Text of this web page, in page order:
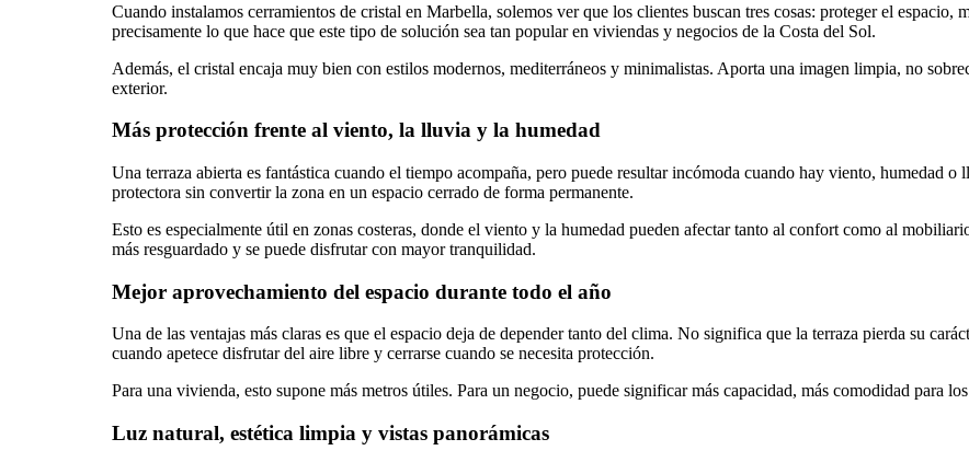
Cuando instalamos cerramientos de cristal en Marbella, solemos ver que los clientes buscan tres cosas: proteger el
precisamente lo que hace que este tipo de solución sea tan popular en viviendas y negocios de la Costa del Sol.
Además, el cristal encaja muy bien con estilos modernos, mediterráneos y minimalistas. Aporta una imagen limpia, no
exterior.
Más protección frente al viento, la lluvia y la humedad
Una terraza abierta es fantástica cuando el tiempo acompaña, pero puede resultar incómoda cuando hay viento, humedad
protectora sin convertir la zona en un espacio cerrado de forma permanente.
Esto es especialmente útil en zonas costeras, donde el viento y la humedad pueden afectar tanto al confort como al
más resguardado y se puede disfrutar con mayor tranquilidad.
Mejor aprovechamiento del espacio durante todo el año
Una de las ventajas más claras es que el espacio deja de depender tanto del clima. No significa que la terraza pierda su
cuando apetece disfrutar del aire libre y cerrarse cuando se necesita protección.
Para una vivienda, esto supone más metros útiles. Para un negocio, puede significar más capacidad, más comodidad para
Luz natural, estética limpia y vistas panorámicas